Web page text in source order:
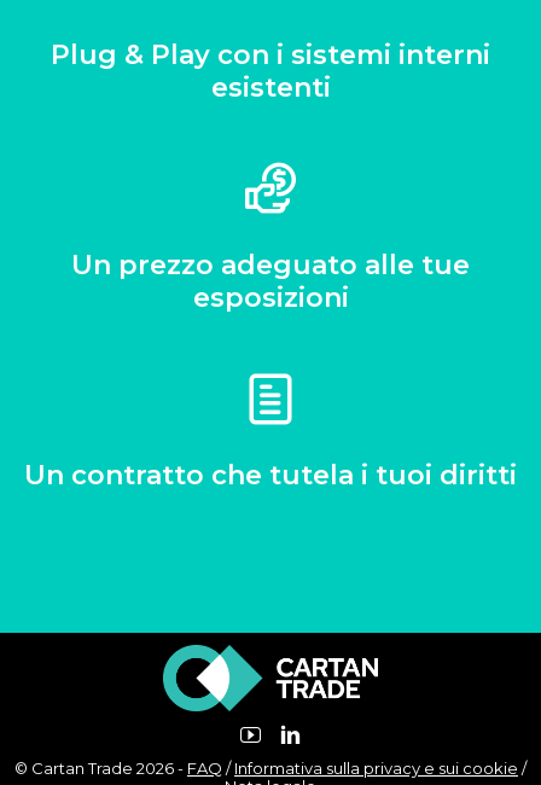
Plug & Play con i sistemi interni
esistenti
Un prezzo adeguato alle tue
esposizioni
Un contratto che tutela i tuoi diritti
© Cartan Trade 2026 - FAQ /Informativa sulla privacy e sui cookie /